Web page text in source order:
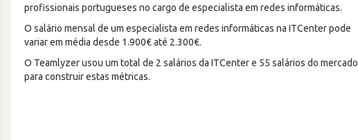
profissionais portugueses no cargo de especialista em redes informáticas.
O salário mensal de um especialista em redes informáticas na ITCenter pode
variar em média desde 1.900€ até 2.300€.
O Teamlyzer usou um total de 2 salários da ITCenter e 55 salários do mercado
para construir estas métricas.